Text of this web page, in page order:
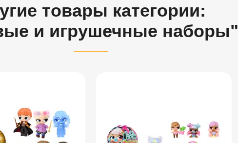
товары категории:
и игрушечные наборы"